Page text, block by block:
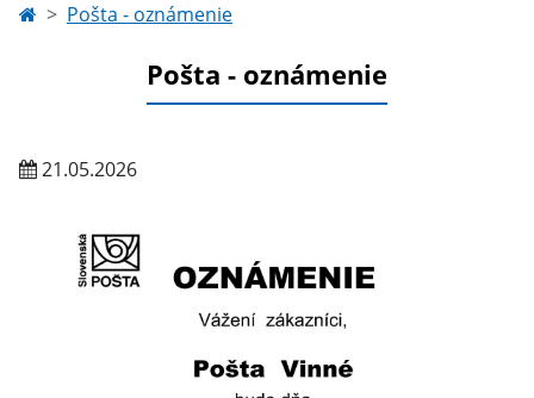
Pošta - oznámenie
Pošta - oznámenie
21.05.2026